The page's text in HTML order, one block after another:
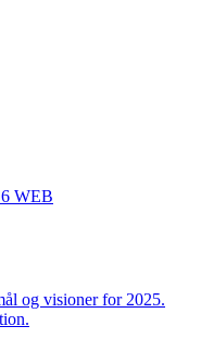
og visioner for 2025.